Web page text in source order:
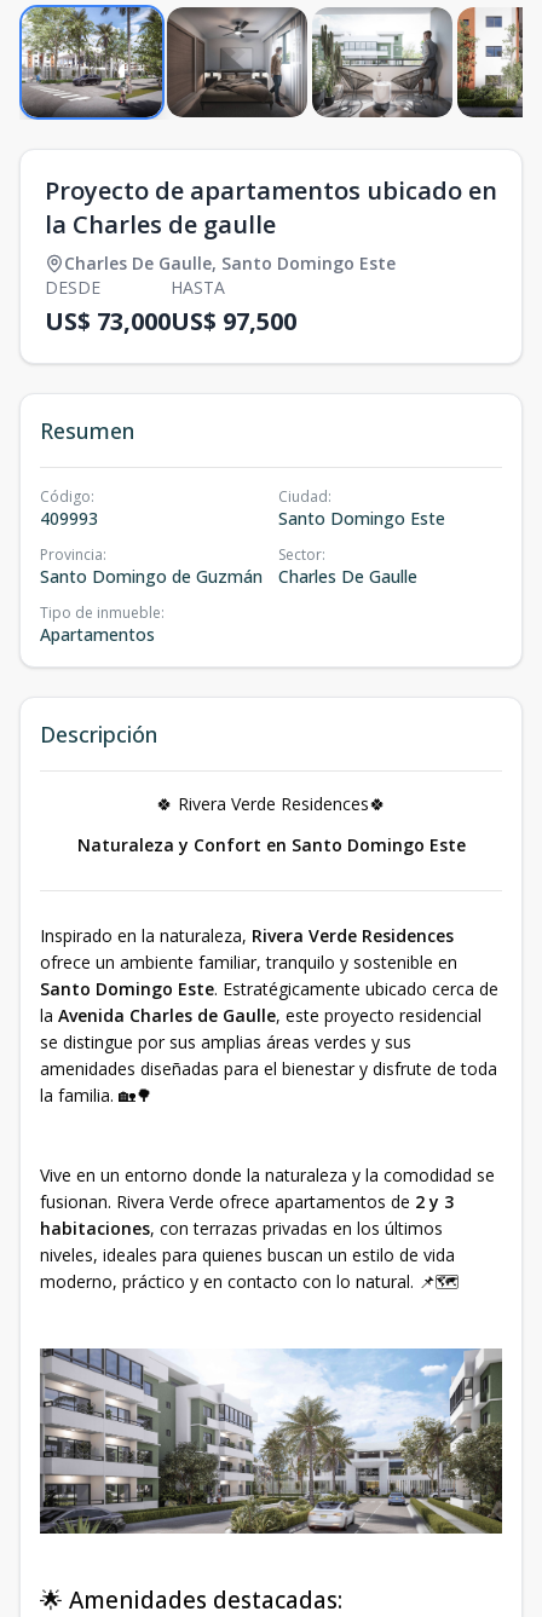
Proyecto de apartamentos ubicado en
la Charles de gaulle
Charles De Gaulle, Santo Domingo Este
DESDE
US$ 73,000
HASTA
US$ 97,500
Resumen
Código:
409993
Ciudad:
Santo Domingo Este
Provincia:
Santo Domingo de Guzmán
Sector:
Charles De Gaulle
Tipo de inmueble:
Apartamentos
Descripción
🍀 Rivera Verde Residences🍀
Naturaleza y Confort en Santo Domingo Este
Inspirado en la naturaleza, Rivera Verde Residences
ofrece un ambiente familiar, tranquilo y sostenible en
Santo Domingo Este. Estratégicamente ubicado cerca de
la Avenida Charles de Gaulle, este proyecto residencial
se distingue por sus amplias áreas verdes y sus
amenidades diseñadas para el bienestar y disfrute de toda
la familia. 🏡🌳
Vive en un entorno donde la naturaleza y la comodidad se
fusionan. Rivera Verde ofrece apartamentos de 2 y 3
habitaciones, con terrazas privadas en los últimos
niveles, ideales para quienes buscan un estilo de vida
moderno, práctico y en contacto con lo natural. 📌🗺
🌟 Amenidades destacadas: